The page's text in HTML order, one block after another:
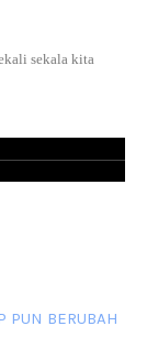
sekala kita
untuk semua.
untuk che
PUN BERUBAH